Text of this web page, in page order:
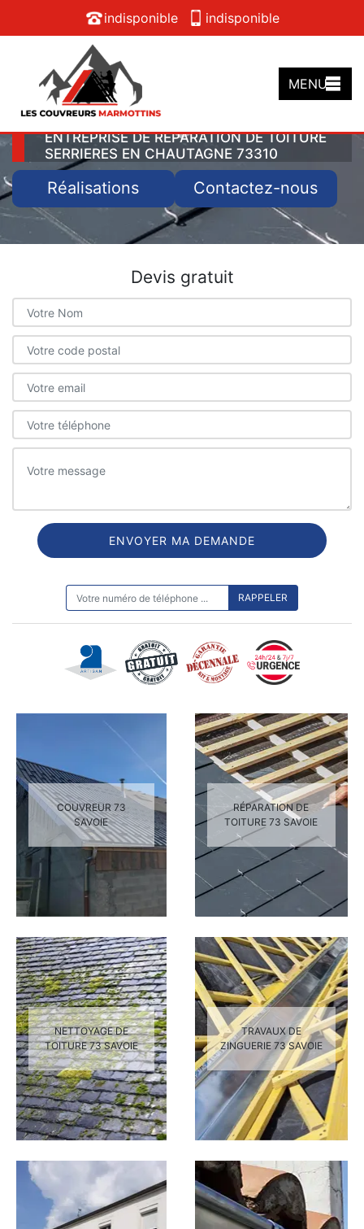
indisponible indisponible
MENU
ENTREPRISE DE RÉPARATION DE TOITURE
SERRIERES EN CHAUTAGNE 73310
Réalisations Contactez-nous
Devis gratuit
COUVREUR 73
SAVOIE
RÉPARATION DE
TOITURE 73 SAVOIE
NETTOYAGE DE
TOITURE 73 SAVOIE
TRAVAUX DE
ZINGUERIE 73 SAVOIE